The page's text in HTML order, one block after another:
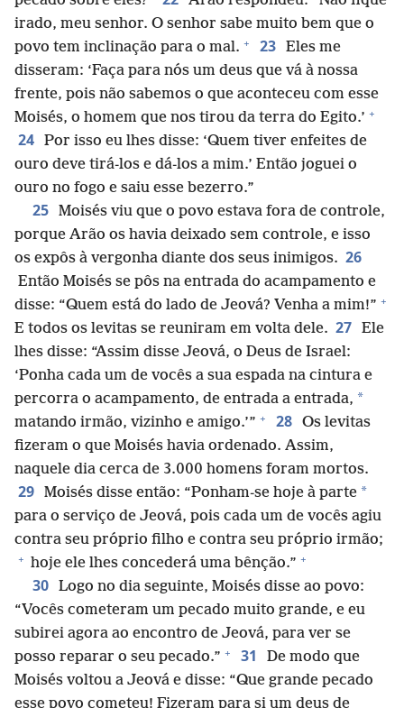
irado, meu senhor. O senhor sabe muito bem que o
povo tem inclinação para o mal. + 23 Eles me
disseram: ‘Faça para nós um deus que vá à nossa
frente, pois não sabemos o que aconteceu com esse
Moisés, o homem que nos tirou da terra do Egito.’ +
24 Por isso eu lhes disse: ‘Quem tiver enfeites de
ouro deve tirá-los e dá-los a mim.’ Então joguei o
ouro no fogo e saiu esse bezerro.”
25 Moisés viu que o povo estava fora de controle,
porque Arão os havia deixado sem controle, e isso
os expôs à vergonha diante dos seus inimigos. 26
Então Moisés se pôs na entrada do acampamento e
disse: “Quem está do lado de Jeová? Venha a mim!” +
E todos os levitas se reuniram em volta dele. 27 Ele
lhes disse: “Assim disse Jeová, o Deus de Israel:
‘Ponha cada um de vocês a sua espada na cintura e
percorra o acampamento, de entrada a entrada, *
matando irmão, vizinho e amigo.’” + 28 Os levitas
fizeram o que Moisés havia ordenado. Assim,
naquele dia cerca de 3.000 homens foram mortos.
29 Moisés disse então: “Ponham-se hoje à parte *
para o serviço de Jeová, pois cada um de vocês agiu
contra seu próprio filho e contra seu próprio irmão;
+ hoje ele lhes concederá uma bênção.” +
30 Logo no dia seguinte, Moisés disse ao povo:
“Vocês cometeram um pecado muito grande, e eu
subirei agora ao encontro de Jeová, para ver se
posso reparar o seu pecado.” + 31
De modo que
Moisés voltou a Jeová e disse: “Que grande pecado
esse povo cometeu! Fizeram para si um deus de